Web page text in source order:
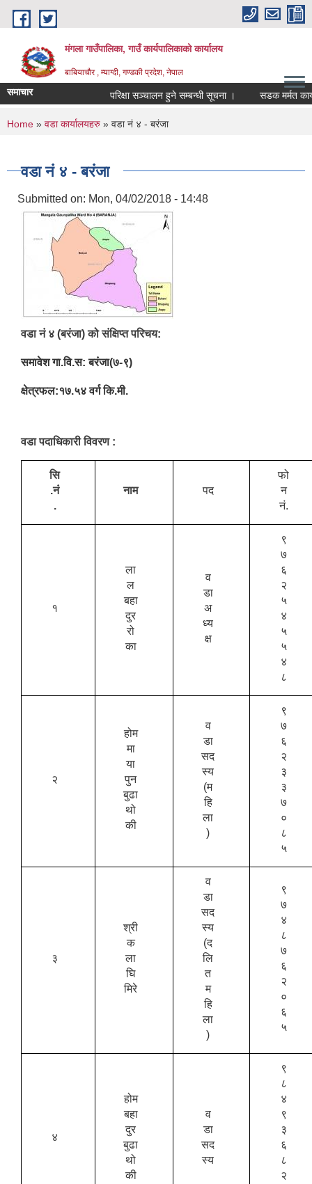
Skip to main content
मंगला गाउँपालिका, गाउँ कार्यपालिकाको कार्यालय
बाबियाचौर , म्याग्दी, गण्डकी प्रदेश, नेपाल
समाचार परिक्षा सञ्चालन हुने सम्बन्धी सूचना । सडक मर्मत
You are here
Home » वडा कार्यालयहरु » वडा नं ४ - बरंजा
वडा नं ४ - बरंजा
Submitted on: Mon, 04/02/2018 - 14:48
वडा नं ४ (बरंजा) को संक्षिप्त परिचय:
समावेश गा.वि.स: बरंजा(७-९)
क्षेत्रफल:१७.५४ वर्ग कि.मी.
वडा पदाधिकारी विवरण :
सि
.नं
.
नाम पद
फो
न
नं.
१
ला
ल
बहा
दुर
रो
का
व
डा
अ
ध्य
क्ष
९
७
६
२
५
४
५
५
४
८
२
होम
मा
या
पुन
बुढा
थो
की
व
डा
सद
स्य
(म
हि
ला
)
९
७
६
२
३
३
७
०
८
५
३
श्री
क
ला
घि
मिरे
व
डा
सद
स्य
(द
लि
त
म
हि
ला
)
९
७
४
८
७
६
२
०
६
५
४
होम
बहा
दुर
बुढा
थो
की
व
डा
सद
स्य
९
८
४
९
३
६
८
२